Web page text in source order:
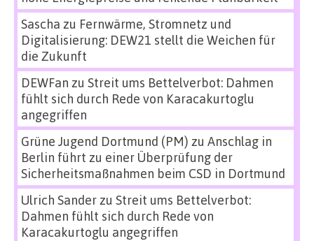
Sascha zu Fernwärme, Stromnetz und
Digitalisierung: DEW21 stellt die Weichen für
die Zukunft
DEWFan zu Streit ums Bettelverbot: Dahmen
fühlt sich durch Rede von Karacakurtoglu
angegriffen
Grüne Jugend Dortmund (PM) zu Anschlag in
Berlin führt zu einer Überprüfung der
Sicherheitsmaßnahmen beim CSD in Dortmund
Ulrich Sanderzu Streit ums Bettelverbot:
Dahmen fühlt sich durch Rede von
Karacakurtoglu angegriffen